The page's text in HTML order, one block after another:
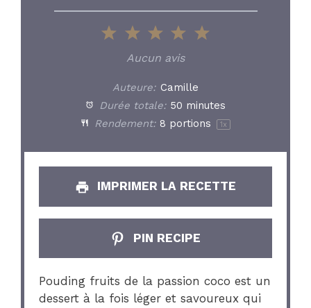
5
4
3
Stars
2
Stars
1
Star
Aucun avis
Auteure: Camille
Durée totale: 50 minutes
Rendement: 8 portions 1 x
IMPRIMER LA RECETTE
PIN RECIPE
Pouding fruits de la passion coco est un
dessert à la fois léger et savoureux qui